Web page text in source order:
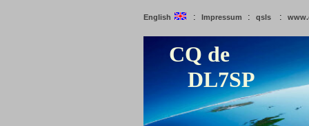
English : Impressum : qsls :
CQ de
DL7SP